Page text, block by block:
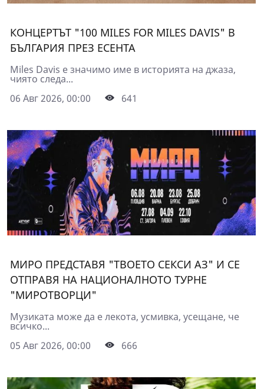
КОНЦЕРТЪТ "100 MILES FOR MILES DAVIS" В
БЪЛГАРИЯ ПРЕЗ ЕСЕНТА
Miles Davis е значимо име в историята на джаза,
чиято следа...
06 Авг 2026, 00:00
641
МИРО ПРЕДСТАВЯ "ТВОЕТО СЕКСИ АЗ" И СЕ
ОТПРАВЯ НА НАЦИОНАЛНОТО ТУРНЕ
"МИРОТВОРЦИ"
Музиката може да е лекота, усмивка, усещане, че
всичко...
05 Авг 2026, 00:00
666